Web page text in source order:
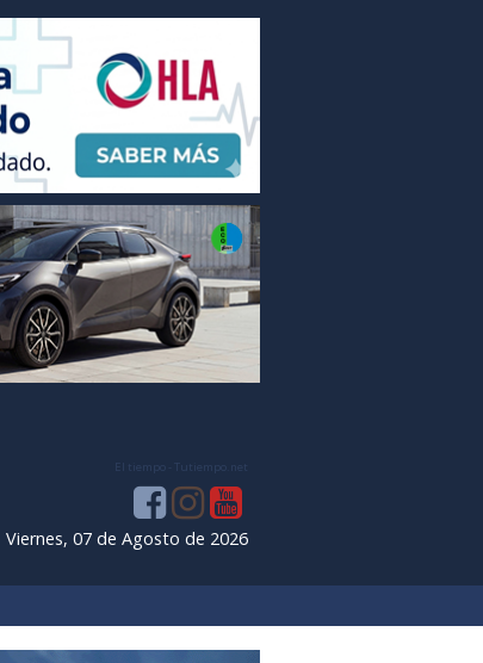
El tiempo - Tutiempo.net
Viernes, 07 de Agosto de 2026